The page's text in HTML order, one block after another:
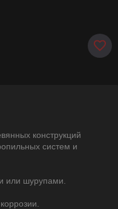
конструкций
систем и
или шурупами.